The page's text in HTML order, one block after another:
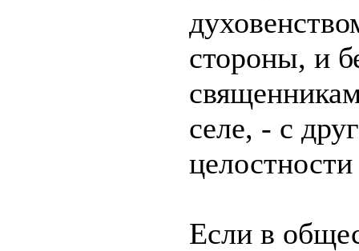
стороны, и
селе, - с
Если в